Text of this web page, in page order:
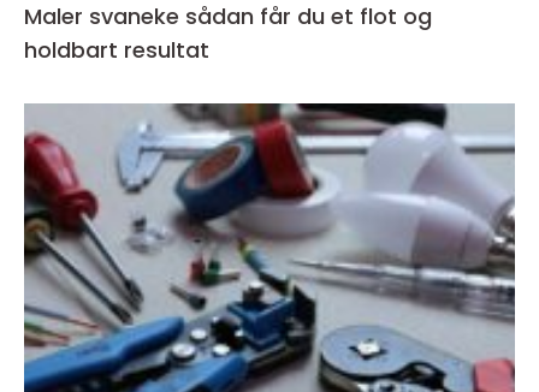
Maler svaneke sådan får du et flot og
holdbart resultat